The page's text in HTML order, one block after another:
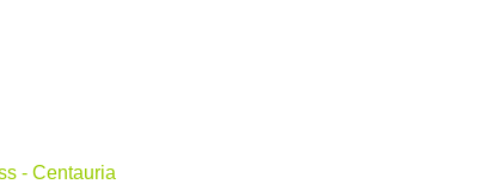
- Centauria